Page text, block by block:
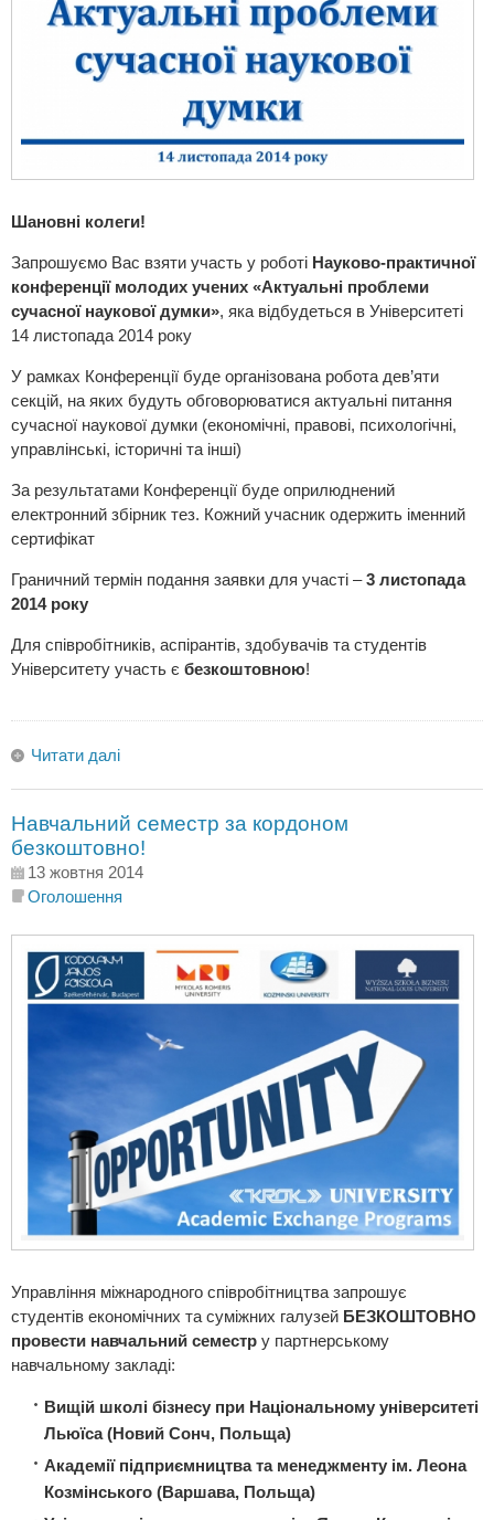
Шановні колеги!
Запрошуємо Вас взяти участь у роботі Науково-практичної
конференції молодих учених «Актуальні проблеми
сучасної наукової думки», яка відбудеться в Університеті
14 листопада 2014 року
У рамках Конференції буде організована робота дев’яти
секцій, на яких будуть обговорюватися актуальні питання
сучасної наукової думки (економічні, правові, психологічні,
управлінські, історичні та інші)
За результатами Конференції буде оприлюднений
електронний збірник тез. Кожний учасник одержить іменний
сертифікат
Граничний термін подання заявки для участі –3 листопада
2014 року
Для співробітників, аспірантів, здобувачів та студентів
Університету участь є безкоштовною!
Читати далі
Навчальний семестр за кордоном
безкоштовно!
13 жовтня 2014
Оголошення
Управління міжнародного співробітництва запрошує
студентів економічних та суміжних галузей БЕЗКОШТОВНО
провести навчальний семестр у партнерському
навчальному закладі:
Вищій школі бізнесу при Національному університеті
Льюїса (Новий Сонч, Польща)
Академії підприємництва та менеджменту ім. Леона
Козмінського (Варшава, Польща)